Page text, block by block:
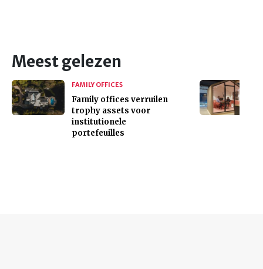
Meest gelezen
FAMILY OFFICES
Family offices verruilen
trophy assets voor
institutionele
portefeuilles